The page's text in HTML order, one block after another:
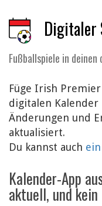
Digitaler
Fußballspiele in
Füge Irish
digitalen
Änderungen und
aktualisiert.
Du kannst auch
Kalender-App
aktuell, und